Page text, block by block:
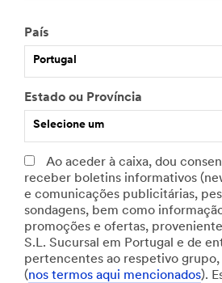
País
Portugal
Estado ou Província
Selecione um
Ao aceder à caixa, dou
receber boletins informativos
e comunicações publicitárias,
sondagens, bem como
promoções e ofertas,
S.L. Sucursal em Portugal e de
pertencentes ao respetivo grupo,
(nos termos aqui mencionados).